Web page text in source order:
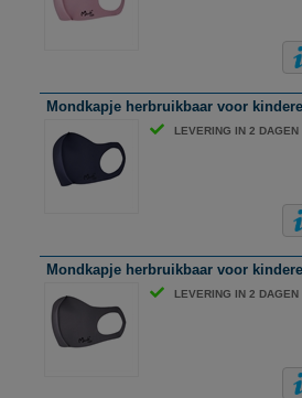
Mondkapje herbruikbaar voor
LEVERING IN 2 DAGEN
Mondkapje herbruikbaar voor
LEVERING IN 2 DAGEN